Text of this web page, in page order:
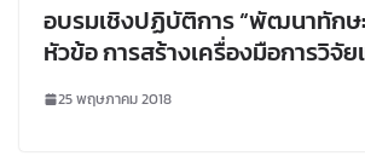
อบรมเชิงปฏิบัติการ “พัฒนาทักษ
หัวข้อ การสร้างเครื่องมือการวิจั
คุณภาพ)
25 พฤษภาคม 2018